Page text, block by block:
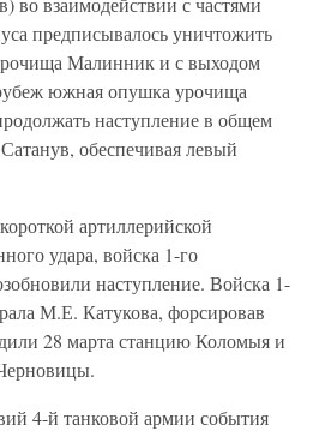
предписывалось уничтожить
Малинник и с выходом
южная опушка урочища
наступление в общем
обеспечивая левый
артиллерийской
удара, войска 1-го
наступление. Войска 1-
М.Е. Катукова, форсировав
28 марта станцию Коломыя и
4-й танковой армии события